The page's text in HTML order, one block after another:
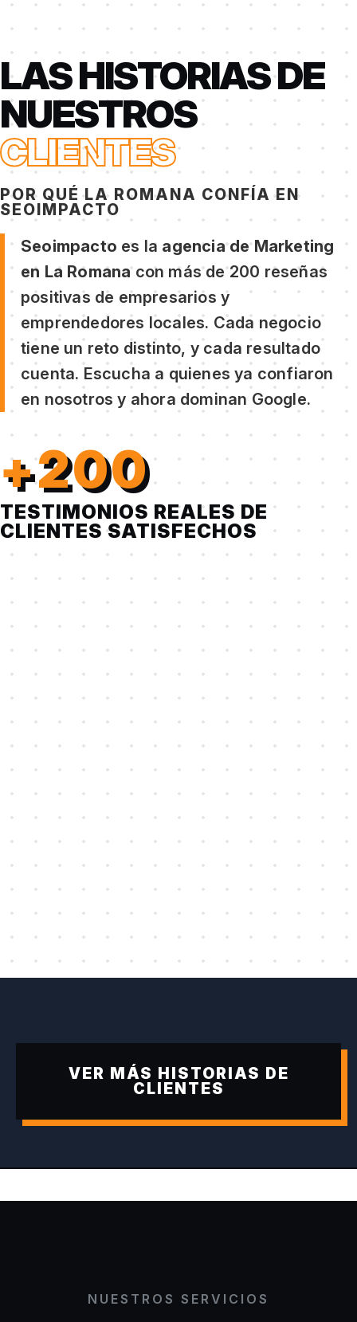
LAS HISTORIAS DE
NUESTROS
CLIENTES
POR QUÉ LA ROMANA CONFÍA EN
SEOIMPACTO
Seoimpacto es la agencia de Marketing
en La Romanacon más de 200 reseñas
positivas de empresarios y
emprendedores locales. Cada negocio
tiene un reto distinto, y cada resultado
cuenta. Escucha a quienes ya confiaron
en nosotros y ahora dominan Google.
+200
TESTIMONIOS REALES DE
CLIENTES SATISFECHOS
VER MÁS HISTORIAS DE
CLIENTES
NUESTROS SERVICIOS